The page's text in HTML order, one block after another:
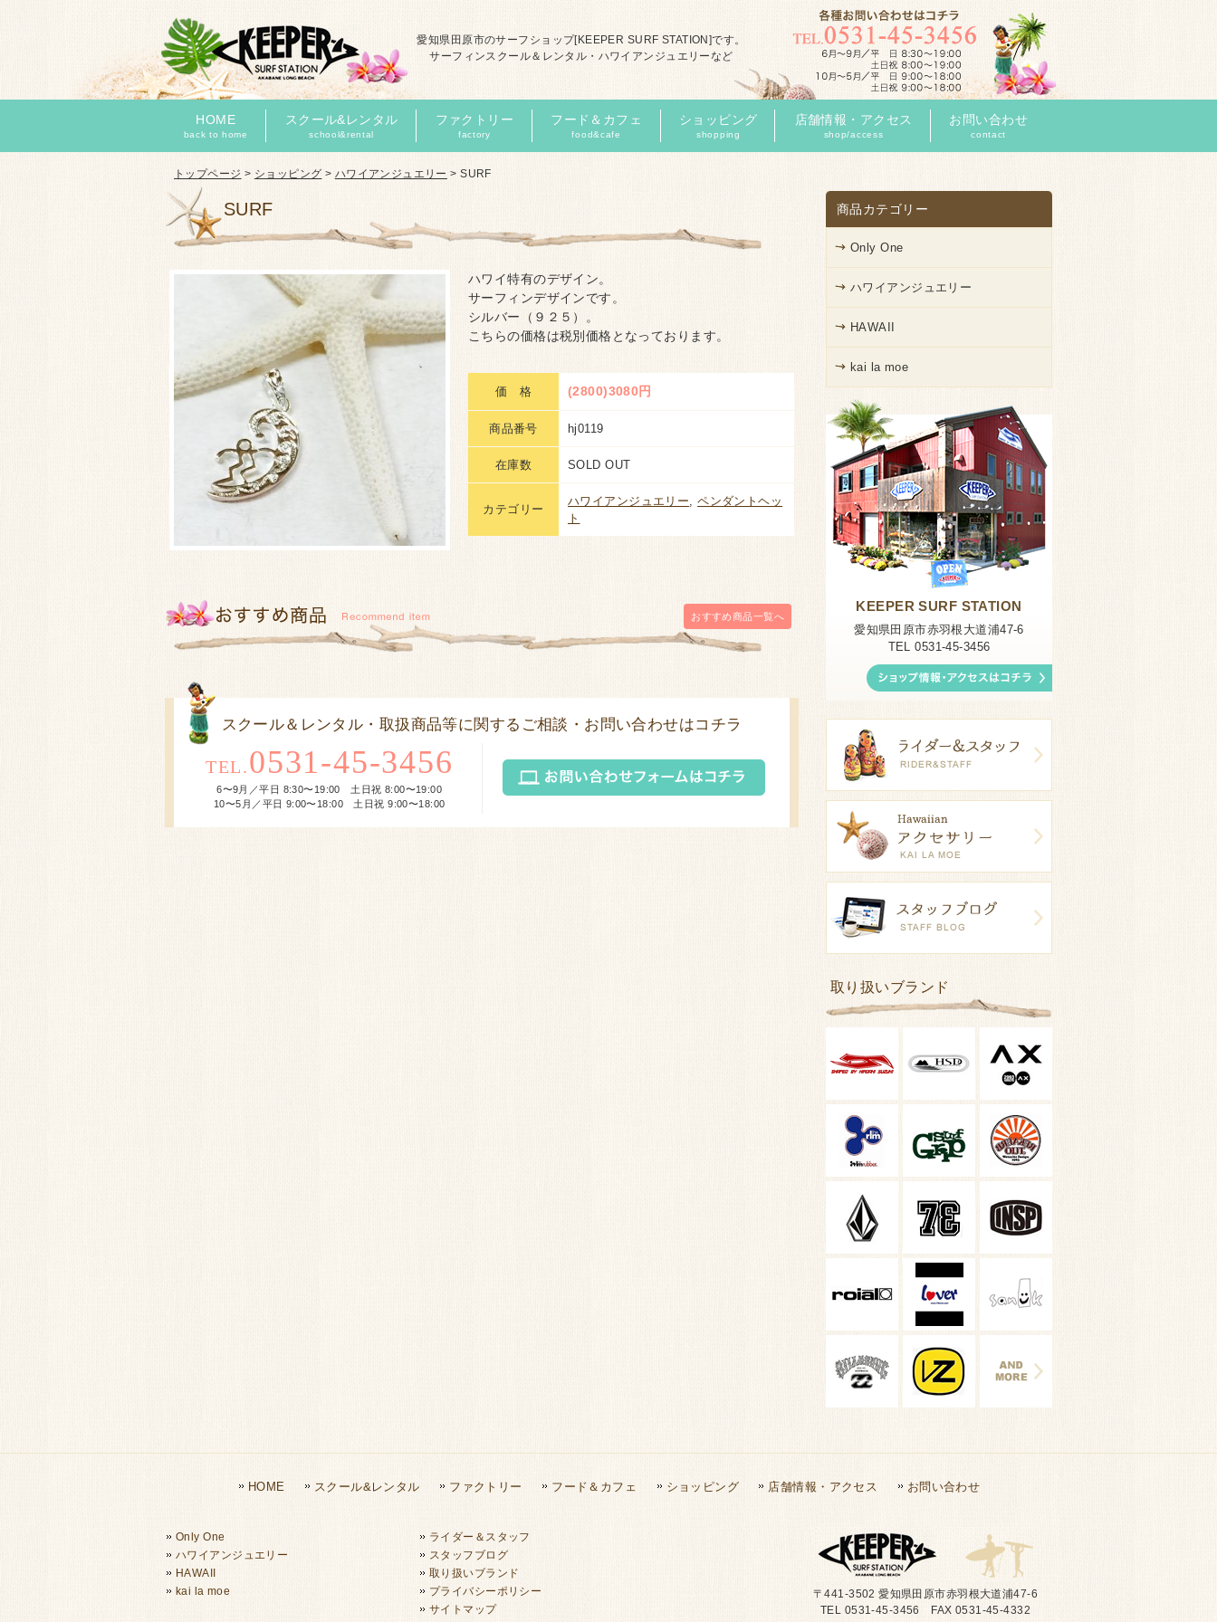
愛知県田原市のサーフショップ[KEEPER SURF STATION]です。
サーフィンスクール＆レンタル・ハワイアンジュエリーなど
HOME
back to home
スクール&レンタル
school&rental
ファクトリー
factory
フード＆カフェ
food&cafe
ショッピング
shopping
店舗情報・アクセス
shop/access
お問い合わせ
contact
トップページ > ショッピング > ハワイアンジュエリー >SURF
SURF
ハワイ特有のデザイン。
サーフィンデザインです。
シルバー（９２５）。
こちらの価格は税別価格となっております。
価 格 (2800)3080円
商品番号 hj0119
在庫数 SOLD OUT
カテゴリー
ハワイアンジュエリー,ペンダントヘッ
ト
おすすめ商品一覧へ
スクール＆レンタル・取扱商品等に関するご相談・お問い合わせはコチラ
TEL.0531-45-3456
6〜9月／平日 8:30〜19:00 土日祝 8:00〜19:00
10〜5月／平日 9:00〜18:00 土日祝 9:00〜18:00
商品カテゴリー
Only One
ハワイアンジュエリー
HAWAII
kai la moe
KEEPER SURF STATION
愛知県田原市赤羽根大道浦47-6
TEL 0531-45-3456
取り扱いブランド
HOME スクール&レンタル ファクトリー フード＆カフェ ショッピング 店舗情報・アクセス お問い合わせ
Only One
ハワイアンジュエリー
HAWAII
kai la moe
ライダー＆スタッフ
スタッフブログ
取り扱いブランド
プライバシーポリシー
サイトマップ
〒441-3502 愛知県田原市赤羽根大道浦47-6
TEL 0531-45-3456 FAX 0531-45-4332